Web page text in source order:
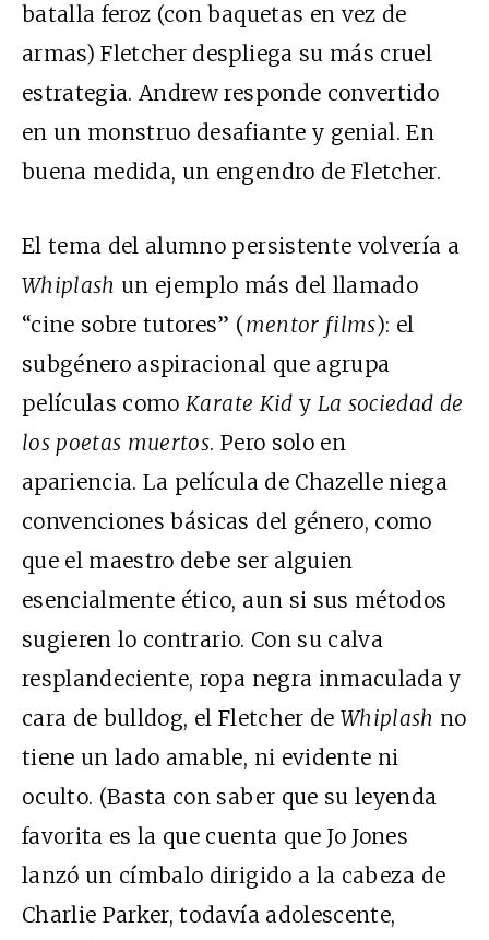
batalla feroz (con baquetas en vez de
armas) Fletcher despliega su más cruel
estrategia. Andrew responde convertido
en un monstruo desafiante y genial. En
buena medida, un engendro de Fletcher.
El tema del alumno persistente volvería a
Whiplash un ejemplo más del llamado
“cine sobre tutores” (mentor films): el
subgénero aspiracional que agrupa
películas comoKarate Kid y La sociedad de
los poetas muertos. Pero solo en
apariencia. La película de Chazelle niega
convenciones básicas del género, como
que el maestro debe ser alguien
esencialmente ético, aun si sus métodos
sugieren lo contrario. Con su calva
resplandeciente, ropa negra inmaculada y
cara de bulldog, el Fletcher de Whiplash no
tiene un lado amable, ni evidente ni
oculto. (Basta con saber que su leyenda
favorita es la que cuenta que Jo Jones
lanzó un címbalo dirigido a la cabeza de
Charlie Parker, todavía adolescente,